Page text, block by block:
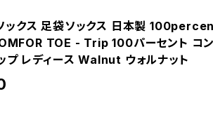
ックス 足袋ソックス 日本製
TOE - Trip 100パーセント コン
プ レディース Walnut ウォルナット